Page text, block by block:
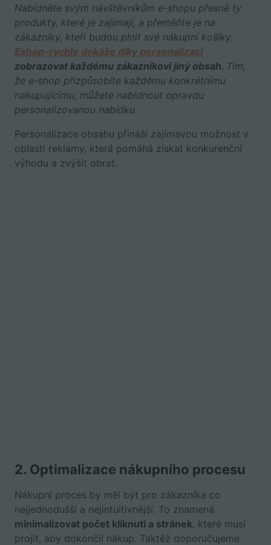
Nabídněte svým návštěvníkům e-shopu přesně ty
produkty, které je zajímají, a přeměňte je na
zákazníky, kteří budou plnit své nákupní košíky.
Eshop-rychle dokáže díky personalizaci
zobrazovat každému zákazníkovi jiný obsah. Tím,
že e-shop přizpůsobíte každému konkrétnímu
nakupujícímu, můžete nabídnout opravdu
personalizovanou nabídku.
Personalizace obsahu přináší zajímavou možnost v
oblasti reklamy, která pomáhá získat konkurenční
výhodu a zvýšit obrat.
2. Optimalizace nákupního procesu
Nákupní proces by měl být pro zákazníka co
nejjednodušší a nejintuitivnější. To znamená
minimalizovat počet kliknutí a stránek, které musí
projít, aby dokončil nákup. Taktéž doporučujeme